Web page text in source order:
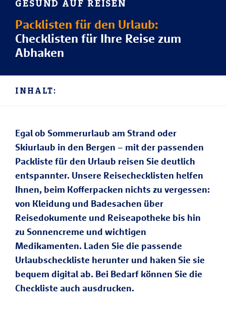
GESUND AUF REISEN
Packlisten für den Urlaub:
Checklisten für Ihre Reise zum
Abhaken
INHALT:
Egal ob Sommerurlaub am Strand oder
Skiurlaub in den Bergen – mit der passenden
Packliste für den Urlaub reisen Sie deutlich
entspannter. Unsere Reisechecklisten helfen
Ihnen, beim Kofferpacken nichts zu vergessen:
von Kleidung und Badesachen über
Reisedokumente und Reiseapotheke bis hin
zu Sonnencreme und wichtigen
Medikamenten. Laden Sie die passende
Urlaubscheckliste herunter und haken Sie sie
bequem digital ab. Bei Bedarf können Sie die
Checkliste auch ausdrucken.